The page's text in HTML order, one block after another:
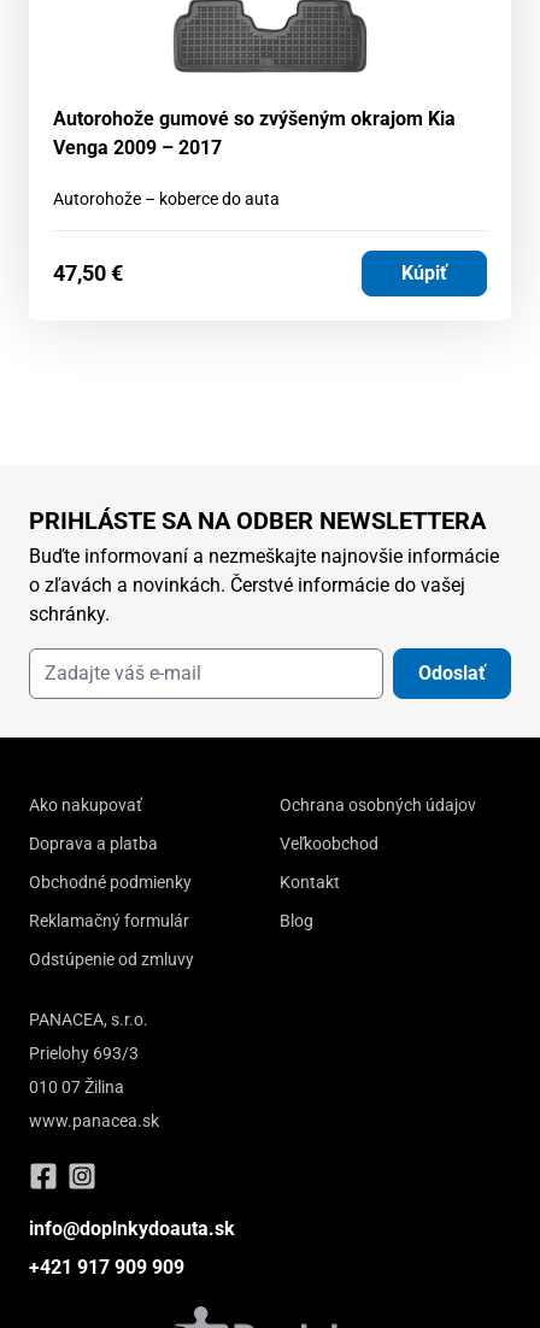
Autorohože gumové so zvýšeným okrajom Kia
Venga 2009 – 2017
Autorohože – koberce do auta
47,50€ Kúpiť
PRIHLÁSTE SA NA ODBER NEWSLETTERA
Buďte informovaní a nezmeškajte najnovšie informácie
o zľavách a novinkách. Čerstvé informácie do vašej
schránky.
Odoslať
Ako nakupovať
Doprava a platba
Obchodné podmienky
Reklamačný formulár
Odstúpenie od zmluvy
Ochrana osobných údajov
Veľkoobchod
Kontakt
Blog
PANACEA, s.r.o.
Prielohy 693/3
010 07 Žilina
www.panacea.sk
info@doplnkydoauta.sk
+421 917 909 909